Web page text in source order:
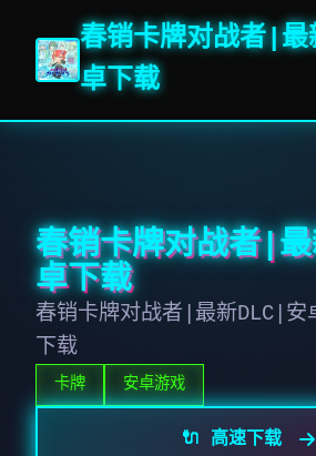
春销卡牌对战者|最
卓下载
春销卡牌对战者|
卓下载
春销卡牌对战者|最新DLC|安
下载
卡牌 安卓游戏
🔌 高速下载